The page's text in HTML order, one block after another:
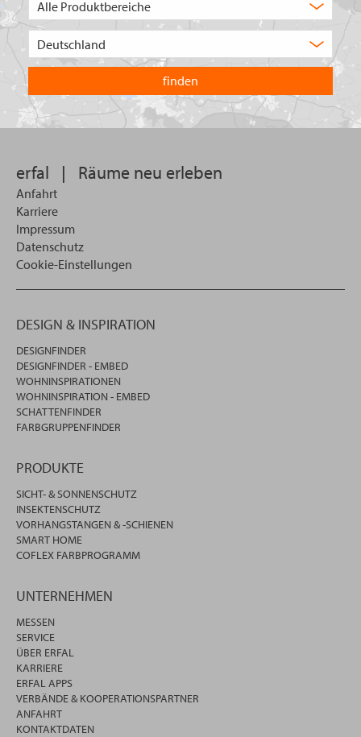
in
welchem
Land
Sie
suchen
erfal | Räume neu erleben
Anfahrt
Karriere
Impressum
Datenschutz
Cookie-Einstellungen
DESIGN & INSPIRATION
DESIGNFINDER
DESIGNFINDER - EMBED
WOHNINSPIRATIONEN
WOHNINSPIRATION - EMBED
SCHATTENFINDER
FARBGRUPPENFINDER
PRODUKTE
SICHT- & SONNENSCHUTZ
INSEKTENSCHUTZ
VORHANGSTANGEN & -SCHIENEN
SMART HOME
COFLEX FARBPROGRAMM
UNTERNEHMEN
MESSEN
SERVICE
ÜBER ERFAL
KARRIERE
ERFAL APPS
VERBÄNDE & KOOPERATIONSPARTNER
ANFAHRT
KONTAKTDATEN